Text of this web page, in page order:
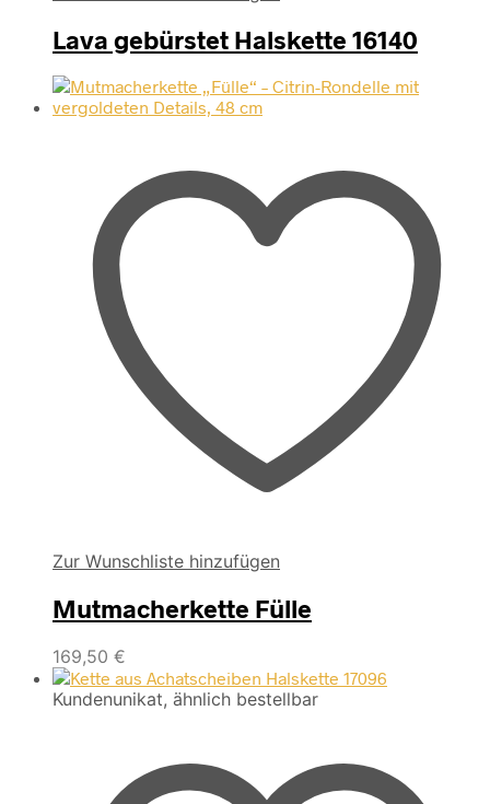
Lava gebürstet Halskette 16140
Zur Wunschliste hinzufügen
Mutmacherkette Fülle
169,50 €
Kundenunikat, ähnlich bestellbar